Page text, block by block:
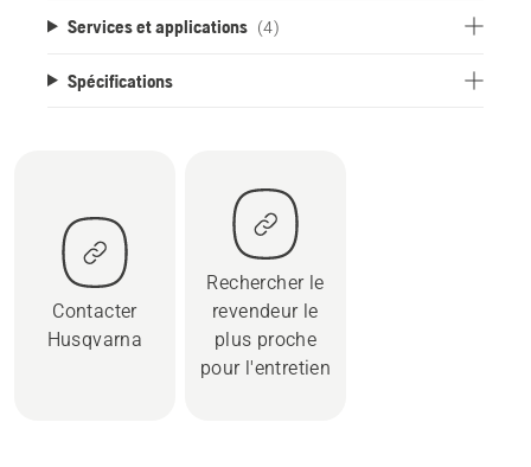
Services et applications (4)
Spécifications
Contacter
Husqvarna
Rechercher le
revendeur le
plus proche
pour l'entretien